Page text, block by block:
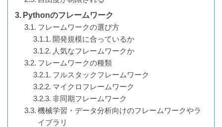
Pythonのフレームワーク
フレームワークの選び方
開発規模に合っているか
人気なフレームワークか
フレームワークの種類
フルスタックフレームワーク
マイクロフレームワーク
非同期フレームワーク
機械学習・データ分析向けのフレームワークやラ
イブラリ